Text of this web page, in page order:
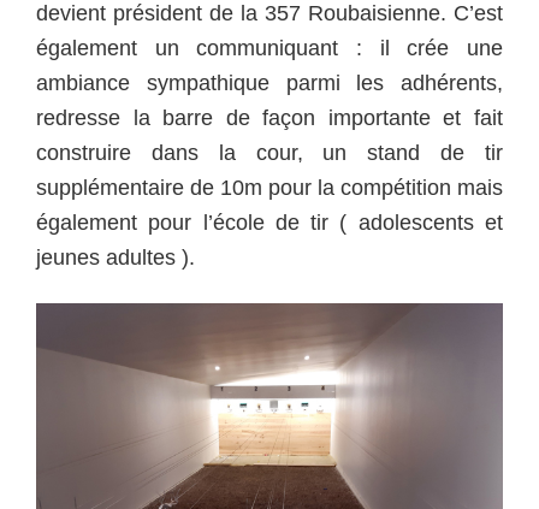
devient président de la 357 Roubaisienne. C’est
également un communiquant : il crée une
ambiance sympathique parmi les adhérents,
redresse la barre de façon importante et fait
construire dans la cour, un stand de tir
supplémentaire de 10m pour la compétition mais
également pour l’école de tir ( adolescents et
jeunes adultes ).